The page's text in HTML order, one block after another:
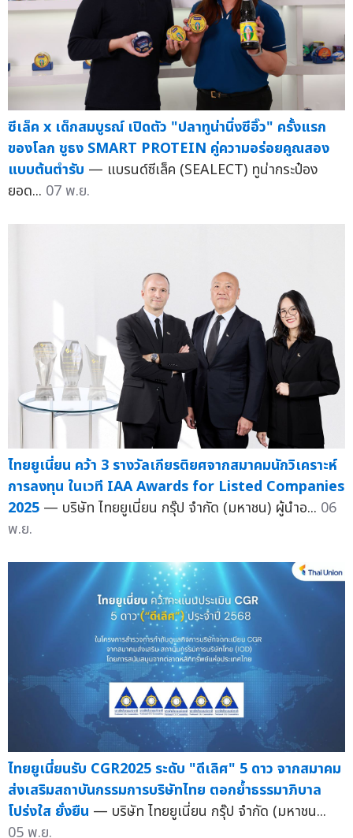
ซีเล็ค x เด็กสมบูรณ์ เปิดตัว "ปลาทูน่านึ่งซีอิ๊ว" ครั้งแรก
ของโลก ชูธง SMART PROTEIN คู่ความอร่อยคูณสอง
แบบต้นตำรับ — แบรนด์ซีเล็ค (SEALECT) ทูน่ากระป๋อง
ยอด... 07 พ.ย.
ไทยยูเนี่ยน คว้า 3 รางวัลเกียรติยศจากสมาคมนักวิเคราะห์
การลงทุน ในเวที IAA Awards for Listed Companies
2025 — บริษัท ไทยยูเนี่ยน กรุ๊ป จำกัด (มหาชน) ผู้นำอ... 06
พ.ย.
ไทยยูเนี่ยนรับ CGR2025 ระดับ "ดีเลิศ" 5 ดาว จากสมาคม
ส่งเสริมสถาบันกรรมการบริษัทไทย ตอกย้ำธรรมาภิบาล
โปร่งใส ยั่งยืน — บริษัท ไทยยูเนี่ยน กรุ๊ป จำกัด (มหาชน...
05 พ.ย.